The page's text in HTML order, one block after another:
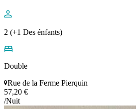
2 (+1 Des énfants)
Double
Rue de la Ferme Pierquin
57,20 €
/Nuit